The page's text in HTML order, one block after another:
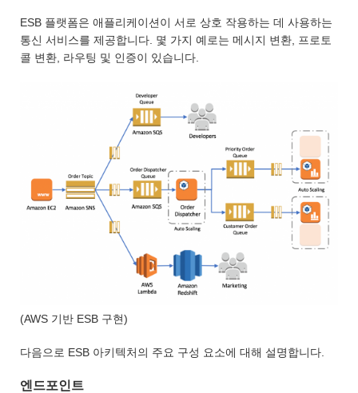
ESB 플랫폼은 애플리케이션이 서로 상호 작용하는 데 사용하는
통신 서비스를 제공합니다. 몇 가지 예로는 메시지 변환, 프로토
콜 변환, 라우팅 및 인증이 있습니다.
(AWS 기반 ESB 구현)
다음으로 ESB 아키텍처의 주요 구성 요소에 대해 설명합니다.
엔드포인트